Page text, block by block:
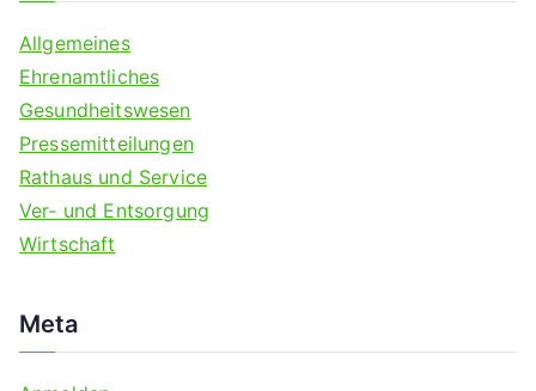
Allgemeines
Ehrenamtliches
Gesundheitswesen
Pressemitteilungen
Rathaus und Service
Ver- und Entsorgung
Wirtschaft
Meta